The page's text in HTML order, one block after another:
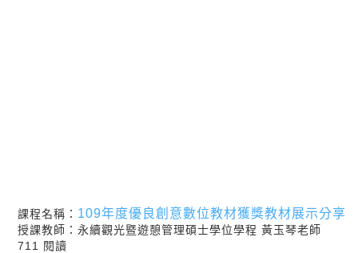
課程名稱： 109年度優良創意數位教材獲獎教材展示分享
授課教師：永續觀光暨遊憩管理碩士學位學程 黃玉琴老師
711 閱讀